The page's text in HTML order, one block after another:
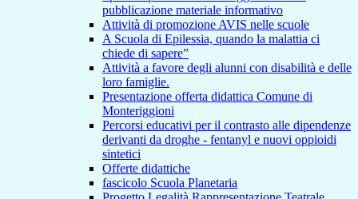
pubblicazione materiale informativo
Attività di promozione AVIS nelle scuole
A Scuola di Epilessia, quando la malattia ci
chiede di sapere”
Attività a favore degli alunni con disabilità e delle
loro famiglie.
Presentazione offerta didattica Comune di
Monteriggioni
Percorsi educativi per il contrasto alle dipendenze
derivanti da droghe - fentanyl e nuovi oppioidi
sintetici
Offerte didattiche
fascicolo Scuola Planetaria